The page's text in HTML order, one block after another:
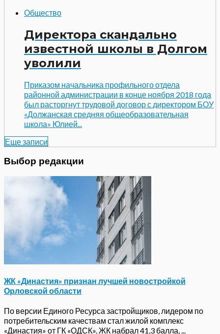
Общество
Директора скандально
известной школы в Долгом
уволили
Приказом начальника профильного отдела
районной администрации в конце ноября 2018 года
был расторгнут трудовой договор с директором БОУ
«Должанская средняя общеобразовательная
школа» Юлией...
Еще записи
Выбор редакции
ЖК «Династия» признан лучшей новостройкой
Орловской области
По версии Единого Ресурса застройщиков, лидером по
потребительским качествам стал жилой комплекс
«Династия» от ГК «ОДСК». ЖК набрал 41,3 балла, ...